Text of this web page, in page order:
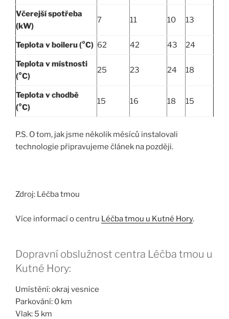
Včerejší spotřeba
(kW)
7 11 10 13
Teplota v boileru (°C) 62 42 43 24
Teplota v místnosti
(°C)
25 23 24 18
Teplota v chodbě
(°C)
15 16 18 15
P.S. O tom, jak jsme několik měsíců instalovali
technologie připravujeme článek na později.
Zdroj: Léčba tmou
Více informací o centru Léčba tmou u Kutné Hory.
Dopravní obslužnost centra Léčba tmou u
Kutné Hory:
Umístění: okraj vesnice
Parkování: 0 km
Vlak: 5 km